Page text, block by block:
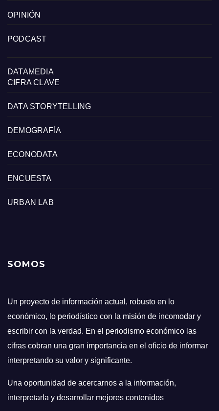
OPINIÓN
PODCAST
DATAMEDIA
CIFRA CLAVE
DATA STORYTELLING
DEMOGRAFÍA
ECONODATA
ENCUESTA
URBAN LAB
SOMOS
Un proyecto de información actual, robusto en lo
económico, lo periodístico con la misión de incomodar y
escribir con la verdad. En el periodismo económico las
cifras cobran una gran importancia en el oficio de informar
interpretando su valor y significante.
Una oportunidad de acercarnos a la información,
interpretarla y desarrollar mejores contenidos